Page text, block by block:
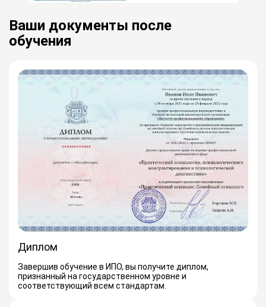
Ваши документы после
обучения
Диплом
Завершив обучение в ИПО, вы получите диплом,
признанный на государственном уровне и
соответствующий всем стандартам.